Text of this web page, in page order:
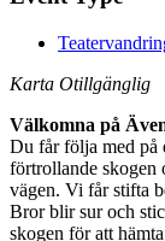
Karta Otillgänglig
Välkomna på
Du får följa med på
förtrollande skogen
vägen. Vi får stifta
Bror blir sur och
skogen för att